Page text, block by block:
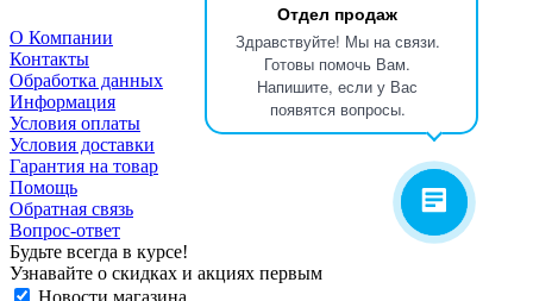
Отдел продаж
Здравствуйте! Мы на связи.
Готовы помочь Вам.
Напишите, если у Вас
появятся вопросы.
О Компании
Контакты
Обработка данных
Информация
Условия оплаты
Условия доставки
Гарантия на товар
Помощь
Обратная связь
Вопрос-ответ
Будьте всегда в курсе!
Узнавайте о скидках и акциях первым
Новости магазина